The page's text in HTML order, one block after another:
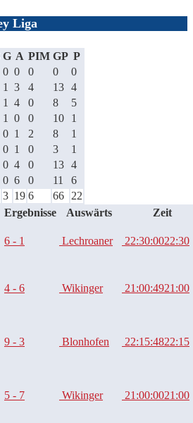
Liga
G A PIM GP P
0 0 0 0
0
1 3 4 13 4
1 4 0 8
5
1 0 0 10
1
0 1 2 8
1
0 1 0 3
1
0 4 0 13 4
0 6 0 11
6
3 19 6 66
22
Ergebnisse Auswärts
Zeit
6 - 1 Lechroaner 22:30:0022:30
4 - 6 Wikinger 21:00:4921:00
9 - 3 Blonhofen 22:15:4822:15
5 - 7 Wikinger 21:00:0021:00